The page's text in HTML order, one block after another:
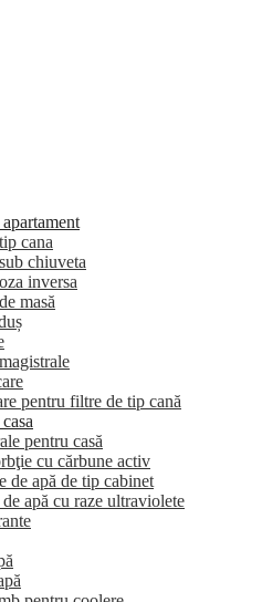
cana
chiuveta
inversa
masă
pentru filtre de tip cană
pentru casă
cu cărbune activ
de apă de tip cabinet
apă cu raze ultraviolete